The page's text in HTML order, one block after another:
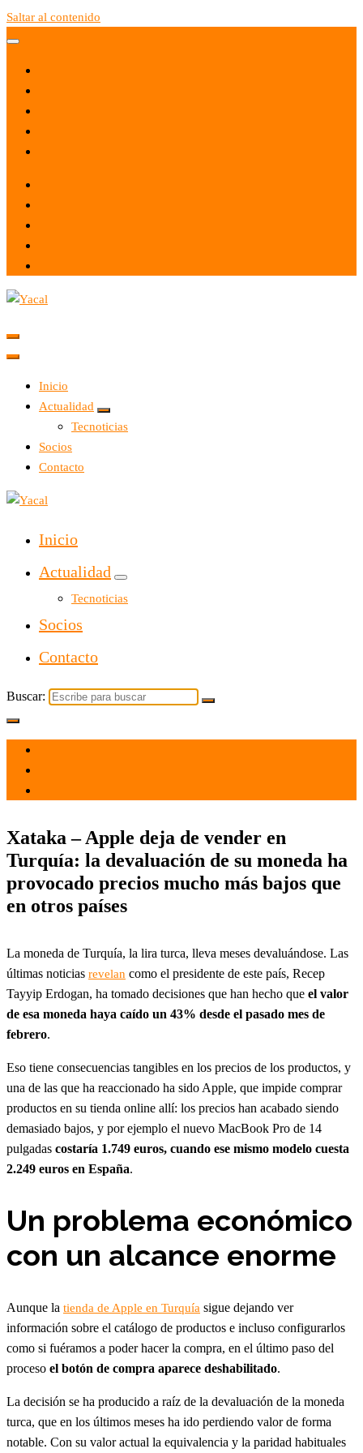
Saltar al contenido
Yacal micro hosting
Inicio
Actualidad
Tecnoticias
Socios
Contacto
Yacal micro hosting
Inicio
Actualidad
Tecnoticias
Socios
Contacto
Buscar:
Xataka – Apple deja de vender en
Turquía: la devaluación de su moneda ha
provocado precios mucho más bajos que
en otros países
La moneda de Turquía, la lira turca, lleva meses devaluándose. Las
últimas noticias revelan como el presidente de este país, Recep
Tayyip Erdogan, ha tomado decisiones que han hecho que el valor
de esa moneda haya caído un 43% desde el pasado mes de
febrero.
Eso tiene consecuencias tangibles en los precios de los productos, y
una de las que ha reaccionado ha sido Apple, que impide comprar
productos en su tienda online allí: los precios han acabado siendo
demasiado bajos, y por ejemplo el nuevo MacBook Pro de 14
pulgadas costaría 1.749 euros, cuando ese mismo modelo cuesta
2.249 euros en España.
Un problema económico
con un alcance enorme
Aunque la tienda de Apple en Turquía sigue dejando ver
información sobre el catálogo de productos e incluso configurarlos
como si fuéramos a poder hacer la compra, en el último paso del
proceso el botón de compra aparece deshabilitado.
La decisión se ha producido a raíz de la devaluación de la moneda
turca, que en los últimos meses ha ido perdiendo valor de forma
notable. Con su valor actual la equivalencia y la paridad habituales